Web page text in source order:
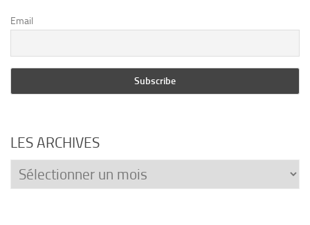
Email
LES ARCHIVES
Les